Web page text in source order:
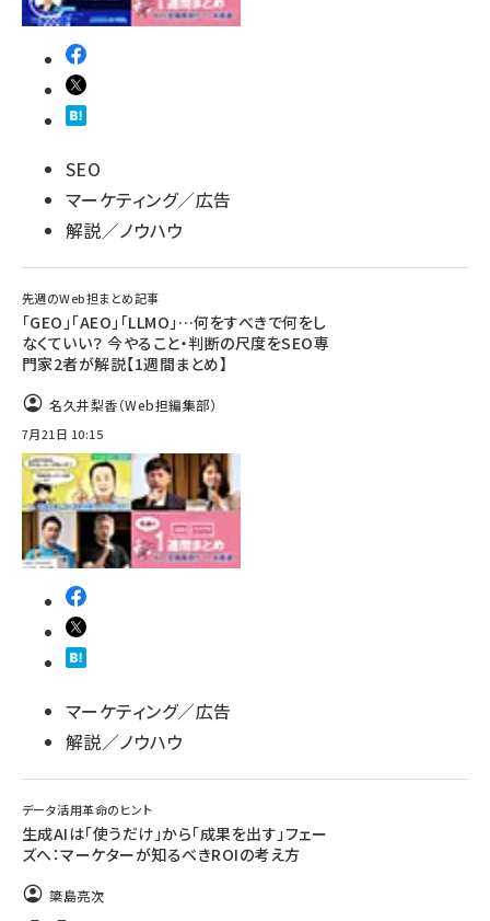
SEO
マーケティング／広告
解説／ノウハウ
先週のWeb担まとめ記事
「GEO」「AEO」「LLMO」…何をすべきで何をし
なくていい？ 今やること・判断の尺度をSEO専
門家2者が解説【1週間まとめ】
名久井梨香（Web担編集部）
7月21日 10:15
マーケティング／広告
解説／ノウハウ
データ活用革命のヒント
生成AIは「使うだけ」から「成果を出す」フェー
ズへ：マーケターが知るべきROIの考え方
簗島亮次